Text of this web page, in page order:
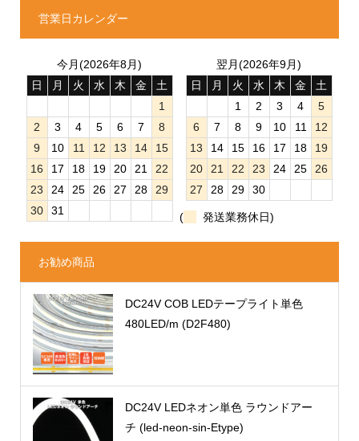
営業日カレンダー
今月(2026年8月)
日
月 火 水 木 金
土
1
2
3 4 5 6 7
8
9
10 11 12 13 14
15
16
17 18 19 20 21
22
23
24 25 26 27 28
29
30
31
翌月(2026年9月)
日
月 火 水 木 金
土
1
2 3 4
5
6
7 8 9 10 11
12
13
14 15 16 17 18
19
20
21 22 23 24 25
26
27
28 29 30
( 発送業務休日)
お勧め商品
DC24V COB LEDテープライト単色
480LED/m (D2F480)
DC24V LEDネオン単色 ラウンドアー
チ (led-neon-sin-Etype)